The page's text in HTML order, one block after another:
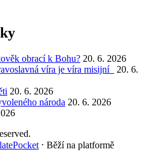
obrací k Bohu? 20. 6. 2026
víra je víra misijní
20. 6.
20. 6. 2026
národa 20. 6. 2026
⋅ Běží na platformě